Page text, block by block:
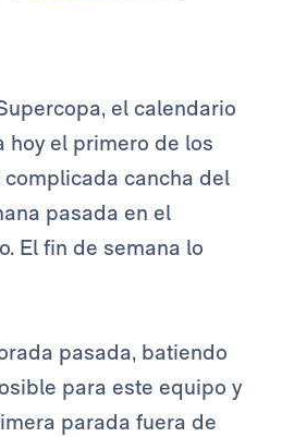
el calendario
hoy el primero de los
cancha del
pasada en el
El fin de semana lo
pasada, batiendo
para este equipo y
parada fuera de